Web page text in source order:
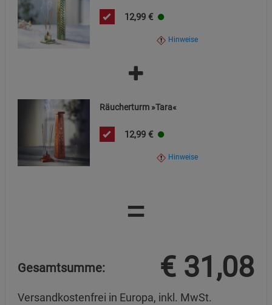
12,99 €
Hinweise
Räucherturm »Tara«
12,99 €
Hinweise
=
Gesamtsumme: € 31,08
Versandkostenfrei in Europa, inkl. MwSt.